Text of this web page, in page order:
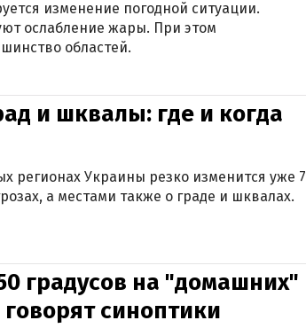
изменение погодной ситуации.
ослабление жары. При этом
областей.
и шквалы: где и когда
регионах Украины резко изменится уже 7
а местами также о граде и шквалах.
градусов на "домашних"
синоптики